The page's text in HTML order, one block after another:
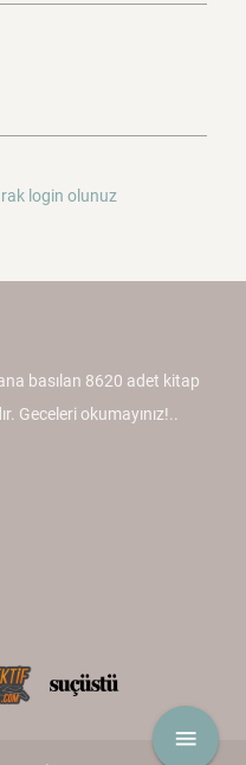
menu
login olunuz
basılan 8620 adet kitap
Geceleri okumayınız!..